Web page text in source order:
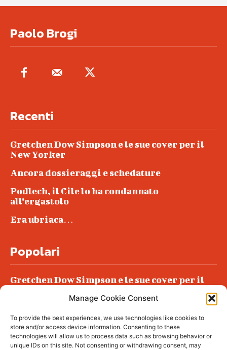
Manage Cookie Consent
To provide the best experiences, we use technologies like cookies to
store and/or access device information. Consenting to these
technologies will allow us to process data such as browsing behavior or
unique IDs on this site. Not consenting or withdrawing consent, may
Paolo Brogi
Recenti
Gretchen Dow Simpson e le sue cover per il
New Yorker
Ancora dossieraggi e schedature
Podlech, il Cile lo ha condannato
all’ergastolo
Era ubriaca…
Popolari
Gretchen Dow Simpson e le sue cover per il
Podlech, il Cile lo ha condannato
all’ergastolo